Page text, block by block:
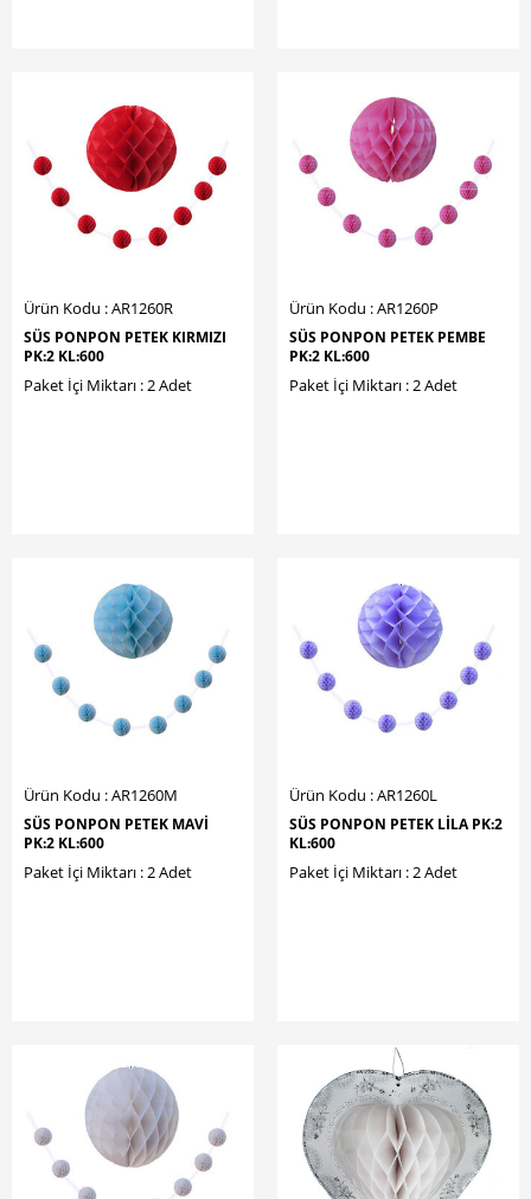
Ürün Kodu : AR1260R
SÜS PONPON PETEK KIRMIZI
PK:2 KL:600
Paket İçi Miktarı : 2 Adet
Ürün Kodu : AR1260P
SÜS PONPON PETEK PEMBE
PK:2 KL:600
Paket İçi Miktarı : 2 Adet
Ürün Kodu : AR1260M
SÜS PONPON PETEK MAVİ
PK:2 KL:600
Paket İçi Miktarı : 2 Adet
Ürün Kodu : AR1260L
SÜS PONPON PETEK LİLA PK:2
KL:600
Paket İçi Miktarı : 2 Adet